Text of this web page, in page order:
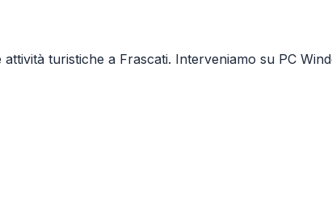
turistiche a Frascati. Interveniamo su PC